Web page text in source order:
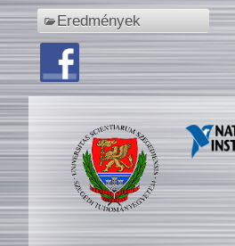
Eredmények